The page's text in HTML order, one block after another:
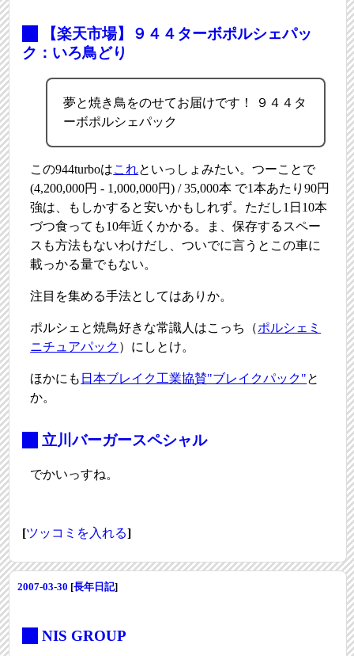
【楽天市場】９４４ターボポルシェパッ
ク：いろ鳥どり
夢と焼き鳥をのせてお届けです！ ９４４タ
ーボポルシェパック
この944turboはこれといっしょみたい。つーことで
(4,200,000円 - 1,000,000円) / 35,000本 で1本あたり90円
強は、もしかすると安いかもしれず。ただし1日10本
づつ食っても10年近くかかる。ま、保存するスペー
スも方法もないわけだし、ついでに言うとこの車に
載っかる量でもない。
注目を集める手法としてはありか。
ポルシェと焼鳥好きな常識人はこっち（ポルシェミ
ニチュアパック ）にしとけ。
ほかにも 日本ブレイク工業協賛"ブレイクパック"と
か。
立川バーガースペシャル
でかいっすね。
[ツッコミを入れる]
2007-03-30 [長年日記]
NIS GROUP